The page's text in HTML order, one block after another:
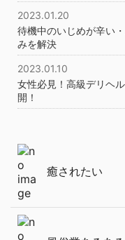
2023.01.20
待機中のいじめが辛い
みを解決
2023.01.10
女性必見！高級デリヘ
開！
癒されたい